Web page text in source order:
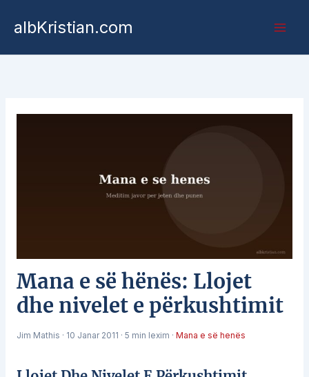
albKristian.com
Mana e së hënës: Llojet
dhe nivelet e përkushtimit
Jim Mathis · 10 Janar 2011 · 5 min lexim · Mana e së henës